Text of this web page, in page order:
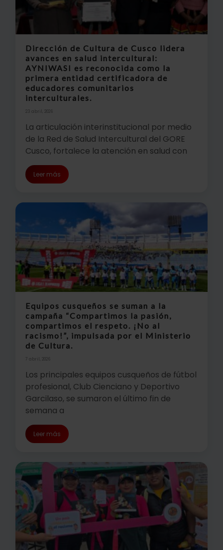
Dirección de Cultura de Cusco lidera
avances en salud intercultural:
AYNIWASI es reconocida como la
primera entidad certificadora de
educadores comunitarios
interculturales.
23 abril, 2026
La articulación interinstitucional por medio
de la Red de Salud Intercultural del GORE
Cusco, fortalece la atención en salud con
Leer más
Equipos cusqueños se suman a la
campaña “Compartimos la pasión,
compartimos el respeto. ¡No al
racismo!”, impulsada por el Ministerio
de Cultura.
7 abril, 2026
Los principales equipos cusqueños de fútbol
profesional, Club Cienciano y Deportivo
Garcilaso, se sumaron el último fin de
semana a
Leer más